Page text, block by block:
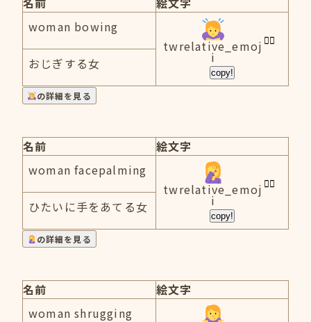
woman bowing
twrelative_emoj
i
copy!
おじぎする女
の詳細を見る
名前
絵文字
woman facepalming
twrelative_emoj
i
copy!
ひたいに手をあてる女
の詳細を見る
名前
絵文字
woman shrugging